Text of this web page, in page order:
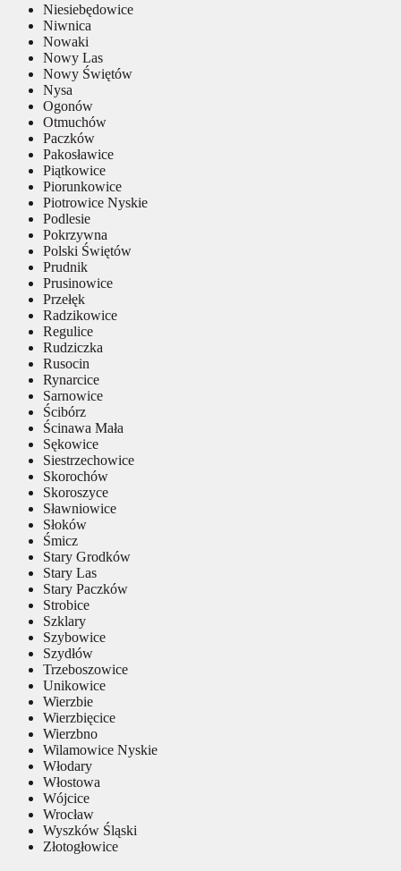
Niesiebędowice
Niwnica
Nowaki
Nowy Las
Nowy Świętów
Nysa
Ogonów
Otmuchów
Paczków
Pakosławice
Piątkowice
Piorunkowice
Piotrowice Nyskie
Podlesie
Pokrzywna
Polski Świętów
Prudnik
Prusinowice
Przełęk
Radzikowice
Regulice
Rudziczka
Rusocin
Rynarcice
Sarnowice
Ścibórz
Ścinawa Mała
Sękowice
Siestrzechowice
Skorochów
Skoroszyce
Sławniowice
Słoków
Śmicz
Stary Grodków
Stary Las
Stary Paczków
Strobice
Szklary
Szybowice
Szydłów
Trzeboszowice
Unikowice
Wierzbie
Wierzbięcice
Wierzbno
Wilamowice Nyskie
Włodary
Włostowa
Wójcice
Wrocław
Wyszków Śląski
Złotogłowice